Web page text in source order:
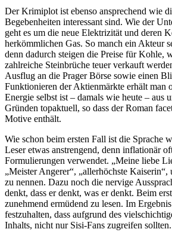
Der Krimiplot ist ebenso ansprechend wie
Begebenheiten interessant sind. Wie der
geht es um die neue Elektrizität und deren
herkömmlichen Gas. So manch ein Akteur
denn dadurch steigen die Preise für Kohle,
zahlreiche Steinbrüche teuer verkauft
Ausflug an die Prager Börse sowie einen
Funktionieren der Aktienmärkte erhält man
Energie selbst ist – damals wie heute – aus
Gründen topaktuell, so dass der Roman
Motive enthält.
Wie schon beim ersten Fall ist die Sprache
Leser etwas anstrengend, denn inflationär
Formulierungen verwendet. „Meine liebe
„Meister Angerer“, „allerhöchste
zu nennen. Dazu noch die nervige
denkt, dass er denkt, was er denkt. Beim
zunehmend ermüdend zu lesen. Im
festzuhalten, dass aufgrund des
Inhalts, nicht nur Sisi-Fans zugreifen